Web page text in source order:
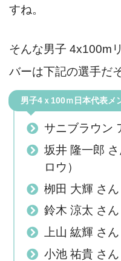
すね。
そんな男子 4x100m
バーは下記の選手だ
男子4ｘ100ｍ日本代表メ
サニブラウン
坂井 隆一郎
ロウ）
栁田 大輝 さん
鈴木 涼太 さん
上山 紘輝 さ
小池 祐貴 さん